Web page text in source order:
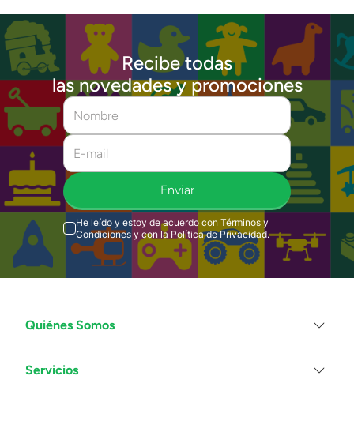
Recibe todas
las novedades y promociones
Enviar
He leído y estoy de acuerdo con Términos y
Condiciones y con la Política de Privacidad.
Quiénes Somos
Grupo Juguetron
Servicios